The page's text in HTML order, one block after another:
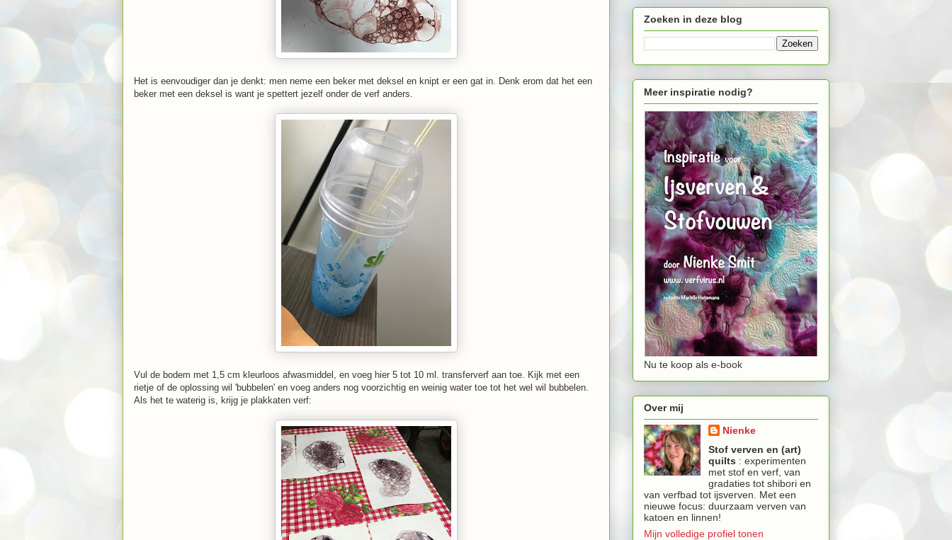
Het is eenvoudiger dan je denkt: men neme een beker met deksel en knipt er een gat in. Denk erom dat het een
beker met een deksel is want je spettert jezelf onder de verf anders.
Vul de bodem met 1,5 cm kleurloos afwasmiddel, en voeg hier 5 tot 10 ml. transferverf aan toe. Kijk met een
rietje of de oplossing wil 'bubbelen' en voeg anders nog voorzichtig en weinig water toe tot het wel wil bubbelen.
Als het te waterig is, krijg je plakkaten verf:
Zoeken in deze blog
Meer inspiratie nodig?
Nu te koop als e-book
Over mij
Nienke
Stof verven en (art)
quilts : experimenten
met stof en verf, van
gradaties tot shibori en
van verfbad tot ijsverven. Met een
nieuwe focus: duurzaam verven van
katoen en linnen!
Mijn volledige profiel tonen